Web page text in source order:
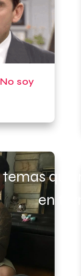
temas
en
soy